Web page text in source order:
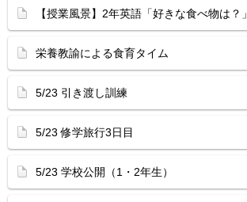
【授業風景】2年英語「好きな食べ物は？」
栄養教諭による食育タイム
5/23 引き渡し訓練
5/23 修学旅行3日目
5/23 学校公開（1・2年生）